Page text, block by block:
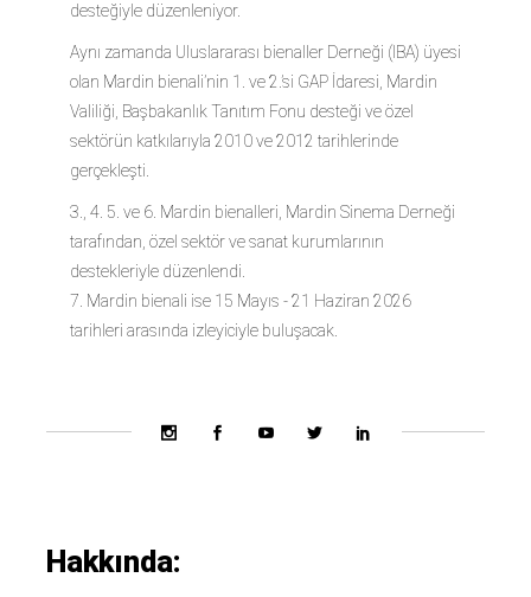
desteğiyle düzenleniyor.
Aynı zamanda Uluslararası bienaller Derneği (IBA) üyesi
olan Mardin bienali’nin 1. ve 2.’si GAP İdaresi, Mardin
Valiliği, Başbakanlık Tanıtım Fonu desteği ve özel
sektörün katkılarıyla 2010 ve 2012 tarihlerinde
gerçekleşti.
3., 4. 5. ve 6. Mardin bienalleri, Mardin Sinema Derneği
tarafından, özel sektör ve sanat kurumlarının
destekleriyle düzenlendi.
7. Mardin bienali ise 15 Mayıs - 21 Haziran 2026
tarihleri arasında izleyiciyle buluşacak.
Hakkında: